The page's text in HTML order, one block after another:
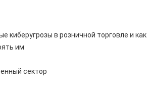
киберугрозы в розничной торговле и как
им
сектор